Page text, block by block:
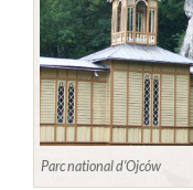
Parc national d’Ojców